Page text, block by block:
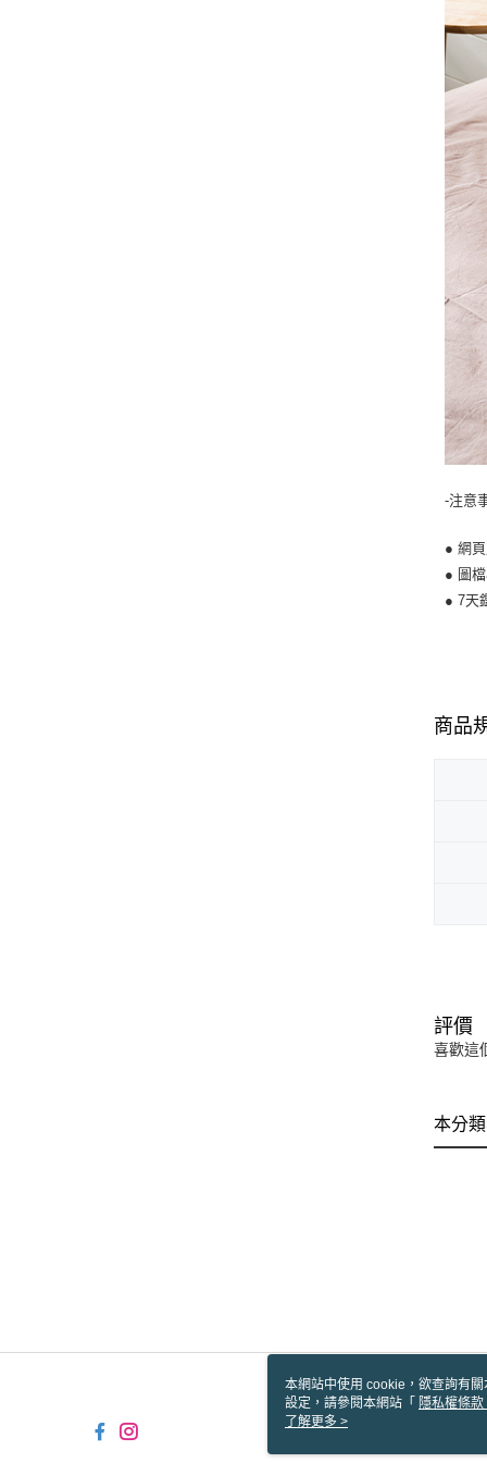
-注意
● 網
● 圖
● 7天
商品
評價
喜歡這
本分
本網站中使用 cookie，欲查詢有
設定，請參閱本網站「 隱私權條款
使用 cookie。
了解更多 >